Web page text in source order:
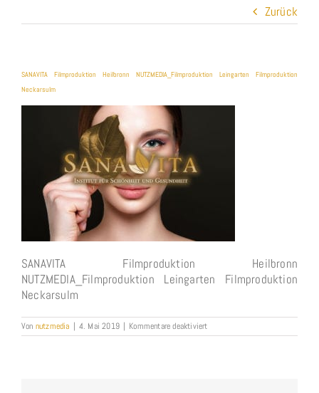
Zurück
SANAVITA Filmproduktion Heilbronn NUTZMEDIA_Filmproduktion Leingarten Filmproduktion
Neckarsulm
SANAVITA Filmproduktion Heilbronn
NUTZMEDIA_Filmproduktion Leingarten Filmproduktion
Neckarsulm
Von nutzmedia | 4. Mai 2019 | Kommentare deaktiviertfür
SANAVITA